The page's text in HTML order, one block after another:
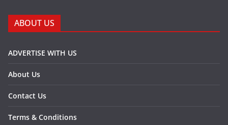
ABOUT US
ADVERTISE WITH US
About Us
Contact Us
Terms & Conditions